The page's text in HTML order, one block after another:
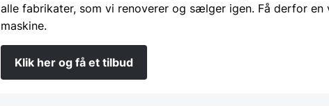
alle fabrikater, som vi renoverer og sælger igen. Få derfor en
maskine.
Klik her og få et tilbud